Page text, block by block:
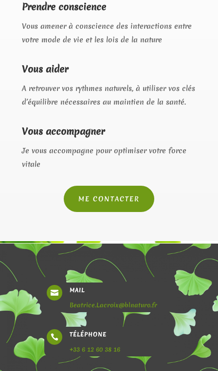
Prendre conscience
Vous amener à conscience des interactions entre
votre mode de vie et les lois de la nature
Vous aider
A retrouver vos rythmes naturels, à utiliser vos clés
d’équilibre nécessaires au maintien de la santé.
Vous accompagner
Je vous accompagne pour optimiser votre force
vitale
ME CONTACTER
 MAIL
Beatrice.Lacroix@blnaturo.fr
 TÉLÉPHONE
+33 6 12 60 38 16